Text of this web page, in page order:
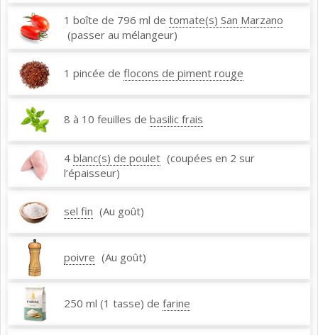
1 boîte de 796 ml de tomate(s) San Marzano
(passer au mélangeur)
1 pincée de flocons de piment rouge
8 à 10 feuilles de basilic frais
4 blanc(s) de poulet (coupées en 2 sur
l’épaisseur)
sel fin (Au goût)
poivre (Au goût)
250 ml (1 tasse) de farine